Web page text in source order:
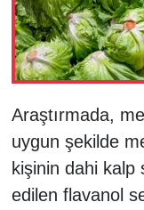
Araştırmada,
uygun şekilde
kişinin dahi kalp
edilen flavanol